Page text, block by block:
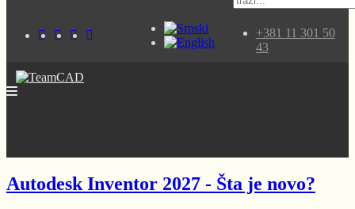
+381 11 301 50
43
Autodesk Inventor 2027 - Šta je novo?